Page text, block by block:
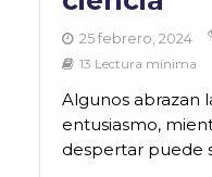
25 febrero, 2024
13 Lectura mínima
Algunos abrazan
entusiasmo,
despertar puede